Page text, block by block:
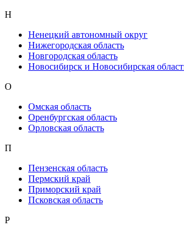
Н
Ненецкий автономный округ
Нижегородская область
Новгородская область
Новосибирск и Новосибирская
О
Омская область
Оренбургская область
Орловская область
П
Пензенская область
Пермский край
Приморский край
Псковская область
Р